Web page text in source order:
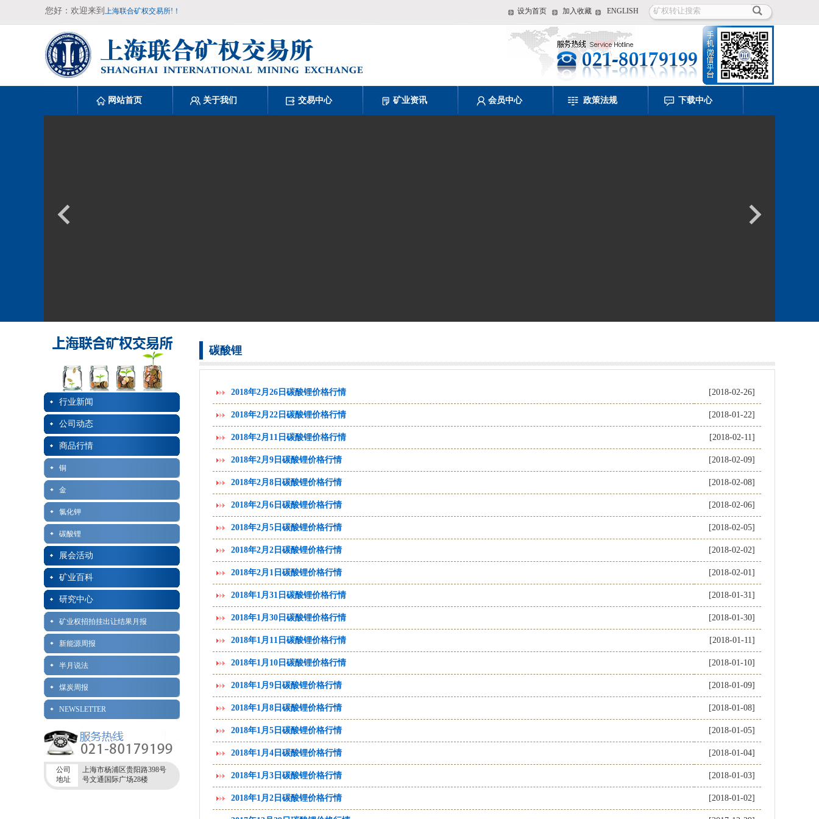
您好：欢迎来到 上海联合矿权交易所!！ 设为首页 加入收藏 ENGLISH
网站首页 关于我们 交易中心 矿业资讯 会员中心 政策法规 下载中心
行业新闻
公司动态
商品行情
铜
金
氯化钾
碳酸锂
展会活动
矿业百科
研究中心
矿业权招拍挂出让结果月报
新能源周报
半月说法
煤炭周报
NEWSLETTER
公司
地址
上海市杨浦区贵阳路398号
号文通国际广场28楼
碳酸锂
2018年2月26日碳酸锂价格行情 [2018-02-26]
2018年2月22日碳酸锂价格行情 [2018-01-22]
2018年2月11日碳酸锂价格行情 [2018-02-11]
2018年2月9日碳酸锂价格行情 [2018-02-09]
2018年2月8日碳酸锂价格行情 [2018-02-08]
2018年2月6日碳酸锂价格行情 [2018-02-06]
2018年2月5日碳酸锂价格行情 [2018-02-05]
2018年2月2日碳酸锂价格行情 [2018-02-02]
2018年2月1日碳酸锂价格行情 [2018-02-01]
2018年1月31日碳酸锂价格行情 [2018-01-31]
2018年1月30日碳酸锂价格行情 [2018-01-30]
2018年1月11日碳酸锂价格行情 [2018-01-11]
2018年1月10日碳酸锂价格行情 [2018-01-10]
2018年1月9日碳酸锂价格行情 [2018-01-09]
2018年1月8日碳酸锂价格行情 [2018-01-08]
2018年1月5日碳酸锂价格行情 [2018-01-05]
2018年1月4日碳酸锂价格行情 [2018-01-04]
2018年1月3日碳酸锂价格行情 [2018-01-03]
2018年1月2日碳酸锂价格行情 [2018-01-02]